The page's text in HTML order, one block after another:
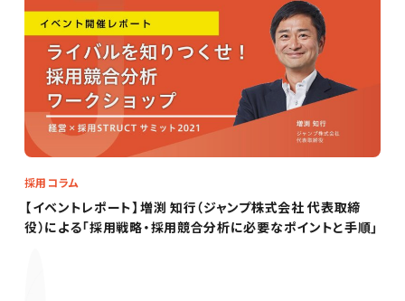
【イベントレポート】増渕 知行（ジャンプ株式会社 代表取締
役）による「採用戦略・採用競合分析に必要なポイントと手順」
採用コラム